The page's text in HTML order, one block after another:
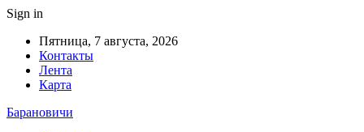
Sign in
Пятница, 7 августа, 2026
Контакты
Лента
Карта
Барановичи